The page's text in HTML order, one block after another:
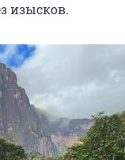
изысков.